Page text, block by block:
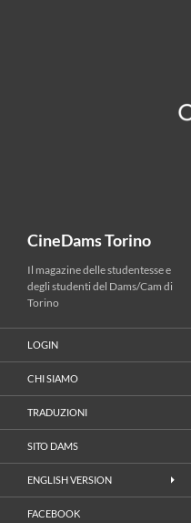
CineDams Torino
Il magazine delle studentesse e
degli studenti del Dams/Cam di
Torino
LOGIN
CHI SIAMO
TRADUZIONI
SITO DAMS
ENGLISH VERSION
FACEBOOK